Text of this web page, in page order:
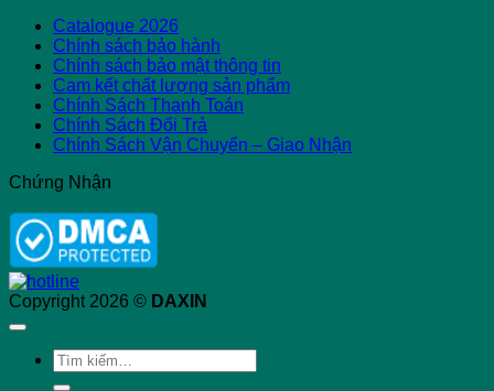
Catalogue 2026
Chính sách bảo hành
Chính sách bảo mật thông tin
Cam kết chất lượng sản phẩm
Chính Sách Thanh Toán
Chính Sách Đổi Trả
Chính Sách Vận Chuyển – Giao Nhận
Chứng Nhận
Copyright 2026 © DAXIN
Tìm
kiếm: